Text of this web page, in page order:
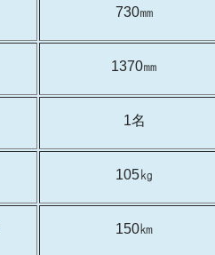
730㎜
1370㎜
1名
105㎏
150㎞